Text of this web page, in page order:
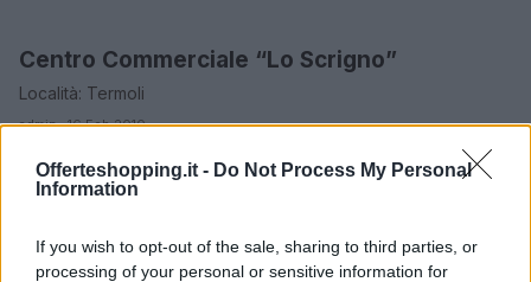
Offerteshopping.it - Do Not Process My Personal
Information
If you wish to opt-out of the sale, sharing to third parties, or
processing of your personal or sensitive information for
CAMPOBASSO
Centro Commerciale “Lo Scrigno”
Località: Termoli
admin · 16 Feb 2010
CAMPOBASSO
Centro commerciale Il Punto
admin · 16 Feb 2010